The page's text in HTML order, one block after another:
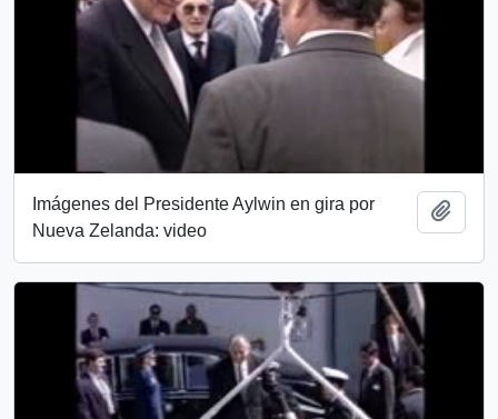
Imágenes del Presidente Aylwin en gira por
Nueva Zelanda: video